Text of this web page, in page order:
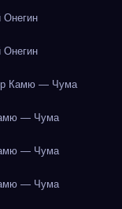
Камю — Чума
— Чума
— Чума
— Чума